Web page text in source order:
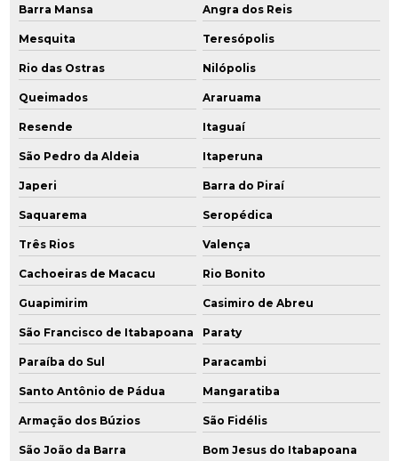
Gerenciamento ambiental
Gerenciamento ambiental de áreas contaminadas
Gerenciamento de áreas contaminadas
Gerenciamento de resíduos industriais
Gestão de áreas contaminadas
Gestão de efluentes e resíduos industriais
Gestão de resíduos industriais
Identificação de áreas degradadas
Instalação de poços de monitoramento cetesb
Investigação ambiental confirmatória
Investigação ambiental detalhada
Barra Mansa Angra dos Reis
Mesquita Teresópolis
Rio das Ostras Nilópolis
Queimados Araruama
Resende Itaguaí
São Pedro da Aldeia Itaperuna
Japeri Barra do Piraí
Saquarema Seropédica
Três Rios Valença
Cachoeiras de Macacu Rio Bonito
Guapimirim Casimiro de Abreu
São Francisco de Itabapoana Paraty
Paraíba do Sul Paracambi
Santo Antônio de Pádua Mangaratiba
Armação dos Búzios São Fidélis
São João da Barra Bom Jesus do Itabapoana